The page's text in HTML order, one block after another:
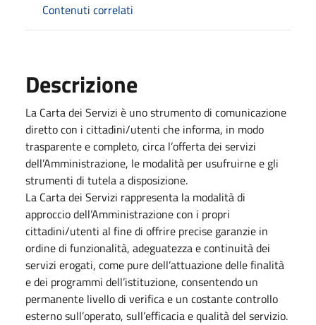
Contenuti correlati
Descrizione
La Carta dei Servizi è uno strumento di comunicazione
diretto con i cittadini/utenti che informa, in modo
trasparente e completo, circa l’offerta dei servizi
dell’Amministrazione, le modalità per usufruirne e gli
strumenti di tutela a disposizione.
La Carta dei Servizi rappresenta la modalità di
approccio dell’Amministrazione con i propri
cittadini/utenti al fine di offrire precise garanzie in
ordine di funzionalità, adeguatezza e continuità dei
servizi erogati, come pure dell’attuazione delle finalità
e dei programmi dell’istituzione, consentendo un
permanente livello di verifica e un costante controllo
esterno sull’operato, sull’efficacia e qualità del servizio.